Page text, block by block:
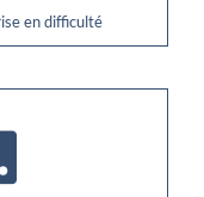
en difficulté